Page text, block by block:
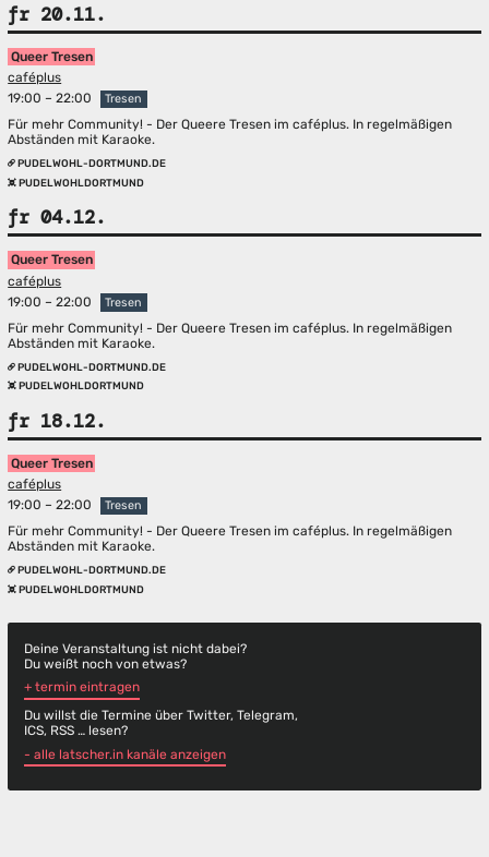
fr 20.11.
Queer Tresen
caféplus
19:00 – 22:00
Tresen
Für mehr Community! - Der Queere Tresen im caféplus. In regelmäßigen
Abständen mit Karaoke.
PUDELWOHL-DORTMUND.DE
PUDELWOHLDORTMUND
fr 04.12.
Queer Tresen
caféplus
19:00 – 22:00
Tresen
Für mehr Community! - Der Queere Tresen im caféplus. In regelmäßigen
Abständen mit Karaoke.
PUDELWOHL-DORTMUND.DE
PUDELWOHLDORTMUND
fr 18.12.
Queer Tresen
caféplus
19:00 – 22:00
Tresen
Für mehr Community! - Der Queere Tresen im caféplus. In regelmäßigen
Abständen mit Karaoke.
PUDELWOHL-DORTMUND.DE
PUDELWOHLDORTMUND
Deine Veranstaltung ist nicht dabei?
Du weißt noch von etwas?
+ termin eintragen
Du willst die Termine über Twitter, Telegram,
ICS, RSS … lesen?
- alle latscher.in kanäle anzeigen